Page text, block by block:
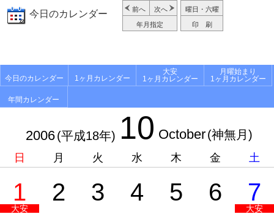
今日のカレンダー 前へ 次へ
年月指定
曜日・六曜
印 刷
今日のカレンダー 1ヶ月カレンダー
大安
1ヶ月カレンダー
月曜始まり
1ヶ月カレンダー
年間カレンダー
2006(平成18年) 10 October(神無月)
日 月 火 水 木 金 土
1
大安
2 3 4 5 6 7
大安